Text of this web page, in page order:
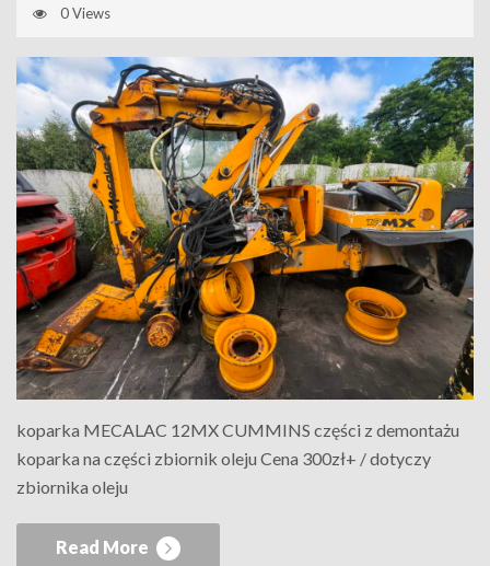
0 Views
koparka MECALAC 12MX CUMMINS części z demontażu
koparka na części zbiornik oleju Cena 300zł+ / dotyczy
zbiornika oleju
Read More